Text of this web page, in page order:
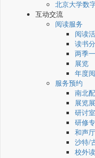
北京大学数
互动交流
阅读服务
阅读
读书
两季
展览
年度
服务预约
南北
展览
研讨室
研修
和声厅
沙特/
校外